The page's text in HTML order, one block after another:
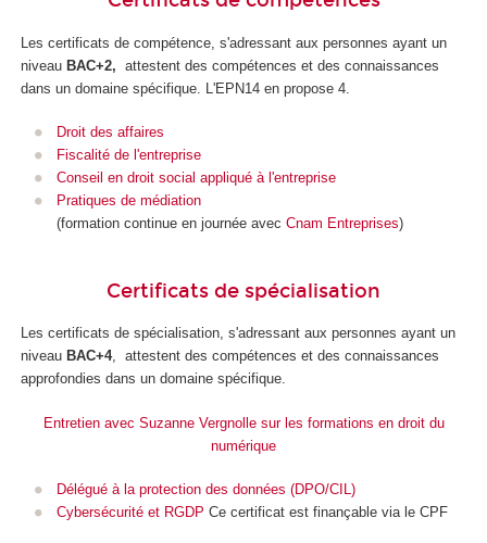
Les certificats de compétence , s'adressant aux personnes ayant un
niveau BAC+2, attestent des compétences et des connaissances
dans un domaine spécifique. L'EPN14 en propose 4.
Droit des affaires
Fiscalité de l'entreprise
Conseil en droit social appliqué à l'entreprise
Pratiques de médiation
(formation continue en journée avec Cnam Entreprises)
Certificats de spécialisation
Les certificats de spécialisation, s'adressant aux personnes ayant un
niveau BAC+4, attestent des compétences et des connaissances
approfondies dans un domaine spécifique.
Entretien avec Suzanne Vergnolle sur les formations en droit du
numérique
Délégué à la protection des données (DPO/CIL)
Cybersécurité et RGDP Ce certificat est finançable via le CPF